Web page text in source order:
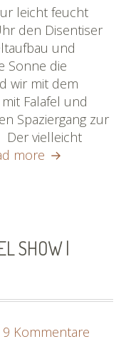
6
im
leicht feucht
den Disentiser
und
Sonne die
wir mit dem
Falafel und
Spaziergang zur
Der vielleicht
more Tag
#flussnoten
SHOW | #
9 Kommentarezu